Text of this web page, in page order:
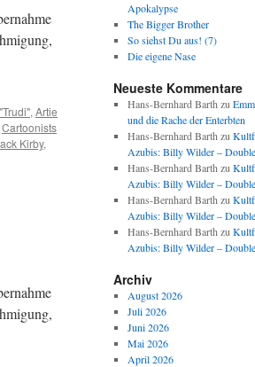
"Trudi", Artie
Cartoonists
Kirby,
Apokalypse
The Bigger Brother
So siehst Du aus! (7)
Die eigene Nase
Neueste Kommentare
Hans-Bernhard Barth zu
und die Rache der Enterbten
Hans-Bernhard Barth zu
Azubis: Billy Wilder –
Hans-Bernhard Barth zu
Azubis: Billy Wilder –
Hans-Bernhard Barth zu
Azubis: Billy Wilder –
Hans-Bernhard Barth zu
Azubis: Billy Wilder –
Archiv
August 2026
Juli 2026
Juni 2026
Mai 2026
April 2026